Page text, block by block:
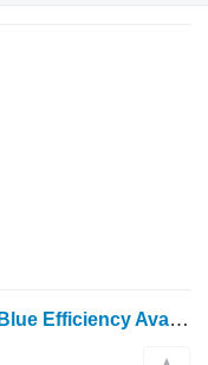
Mercedes-Benz E-klasse 220 CDI Blue Efficiency Avantgarde